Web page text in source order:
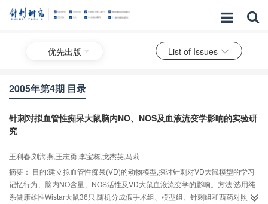
优先出版 List of Issues
2005年第4期 目录
针刺对拟血管性痴呆大鼠脑内NO、NOS及血液流变学影响的实验研
究
王利春,刘海燕,王志勇,李宝栋,戈杰英,马莉
摘要： 目的:建立拟血管性痴呆(VD)的动物模型,探讨针刺对VD大鼠模型的学习
记忆行为、脑内NO含量、NOS活性及VD大鼠血液流变学的影响。方法:选用纯
系健康雄性Wistar大鼠36只,随机分成假手术组、模型组、针刺组和西药对照组,